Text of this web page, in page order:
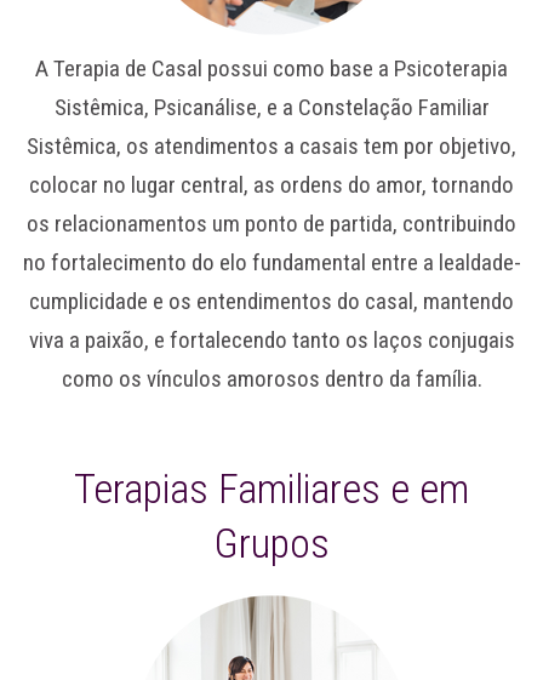
A Terapia de Casal possui como base a Psicoterapia
Sistêmica, Psicanálise, e a Constelação Familiar
Sistêmica, os atendimentos a casais tem por objetivo,
colocar no lugar central, as ordens do amor, tornando
os relacionamentos um ponto de partida, contribuindo
no fortalecimento do elo fundamental entre a lealdade-
cumplicidade e os entendimentos do casal, mantendo
viva a paixão, e fortalecendo tanto os laços conjugais
como os vínculos amorosos dentro da família.
Terapias Familiares e em
Grupos